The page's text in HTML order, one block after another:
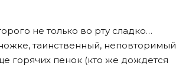
не только во рту сладко…
таинственный, неповторимый
горячих пенок (кто же дождется